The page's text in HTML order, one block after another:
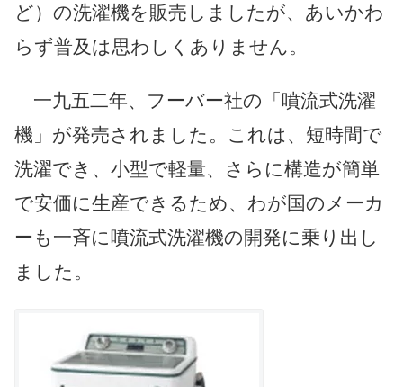
ど）の洗濯機を販売しましたが、あいかわ
らず普及は思わしくありません。
一九五二年、フーバー社の「噴流式洗濯
機」が発売されました。これは、短時間で
洗濯でき、小型で軽量、さらに構造が簡単
で安価に生産できるため、わが国のメーカ
ーも一斉に噴流式洗濯機の開発に乗り出し
ました。